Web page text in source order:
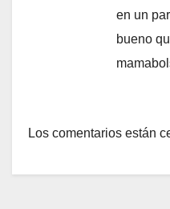
en un
bueno
Los comentarios están